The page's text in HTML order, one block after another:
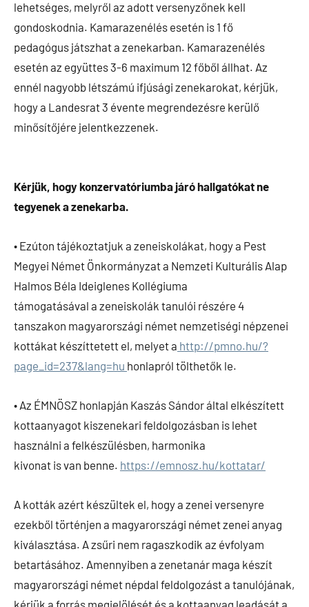
lehetséges, melyről az adott versenyzőnek kell
gondoskodnia. Kamarazenélés esetén is 1 fő
pedagógus játszhat a zenekarban. Kamarazenélés
esetén az együttes 3-6 maximum 12 főből állhat. Az
ennél nagyobb létszámú ifjúsági zenekarokat, kérjük,
hogy a Landesrat 3 évente megrendezésre kerülő
minősítőjére jelentkezzenek.
Kérjük, hogy konzervatóriumba járó hallgatókat ne
tegyenek a zenekarba.
• Ezúton tájékoztatjuk a zeneiskolákat, hogy a Pest
Megyei Német Önkormányzat a Nemzeti Kulturális Alap
Halmos Béla Ideiglenes Kollégiuma
támogatásával a zeneiskolák tanulói részére 4
tanszakon magyarországi német nemzetiségi népzenei
kottákat készíttetett el, melyet a http://pmno.hu/?
page_id=237&lang=hu honlapról tölthetők le.
• Az ÉMNÖSZ honlapján Kaszás Sándor által elkészített
kottaanyagot kiszenekari feldolgozásban is lehet
használni a felkészülésben, harmonika
kivonat is van benne. https://emnosz.hu/kottatar/
A kották azért készültek el, hogy a zenei versenyre
ezekből történjen a magyarországi német zenei anyag
kiválasztása. A zsűri nem ragaszkodik az évfolyam
betartásához. Amennyiben a zenetanár maga készít
magyarországi német népdal feldolgozást a tanulójának,